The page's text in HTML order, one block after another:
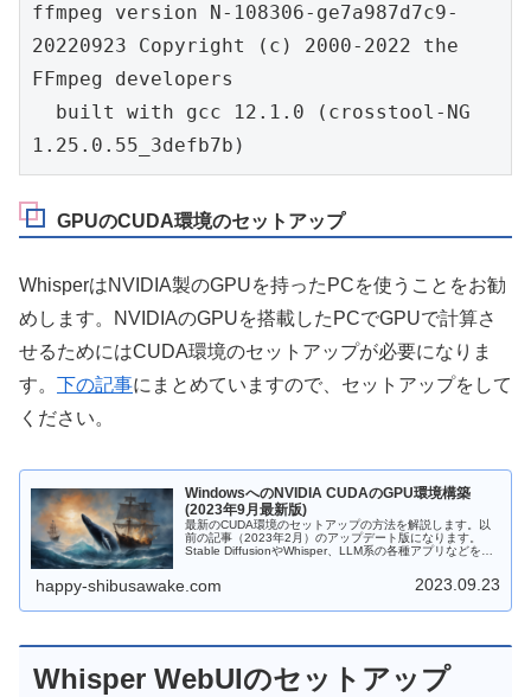
ffmpeg version N-108306-ge7a987d7c9-
20220923 Copyright (c) 2000-2022 the
FFmpeg developers
1.25.0.55_3defb7b)
GPUのCUDA環境のセットアップ
WhisperはNVIDIA製のGPUを持ったPCを使うことをお勧
めします。NVIDIAのGPUを搭載したPCでGPUで計算さ
せるためにはCUDA環境のセットアップが必要になりま
す。 下の記事にまとめていますので、セットアップをして
ください。
WindowsへのNVIDIA CUDAのGPU環境構築
(2023年9月最新版)
最新のCUDA環境のセットアップの方法を解説します。以
前の記事（2023年2月）のアップデート版になります。
Stable DiffusionやWhisper、LLM系の各種アプリなどを手
トールしたい方向けの参考資料です。以前の記事も合わせ
てご参考いただければと思います。
happy-shibusawake.com 2023.09.23
Whisper WebUIのセットアップ